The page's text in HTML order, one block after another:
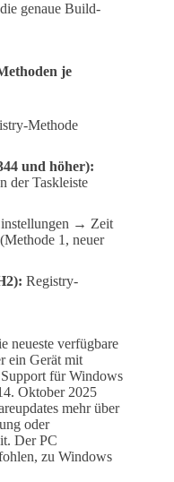
genaue Build-
je
Methode
und höher):
der Taskleiste
→ Zeit
1, neuer
Registry-
neueste verfügbare
ein Gerät mit
für Windows
Oktober 2025
mehr über
oder
Der PC
zu Windows